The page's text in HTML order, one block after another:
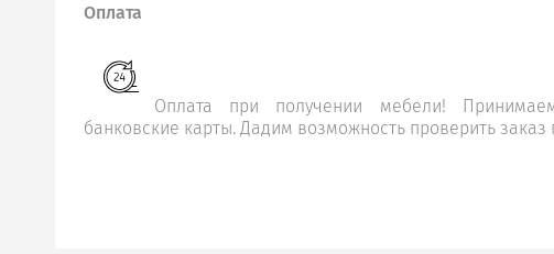
Оплата
Оплата при получении мебели!
банковские карты. Дадим возможность проверить заказ